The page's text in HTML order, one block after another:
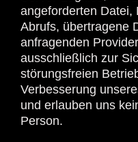
angeforderten Datei,
Abrufs, übertragene
anfragenden
ausschließlich zur
störungsfreien
Verbesserung
und erlauben uns
Person.